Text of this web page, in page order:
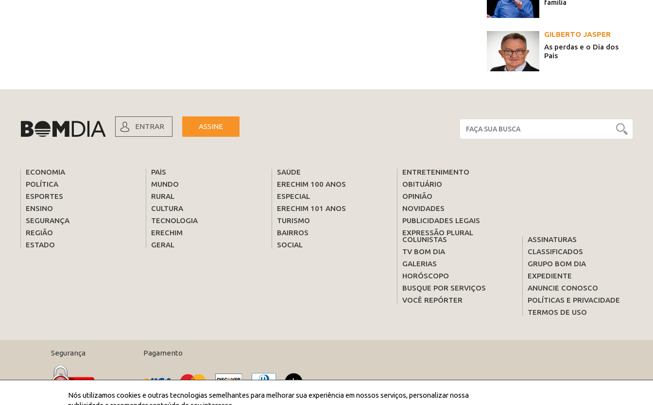
família
GILBERTO JASPER
As perdas e o Dia dos
Pais
ENTRAR ASSINE
ECONOMIA
POLÍTICA
ESPORTES
ENSINO
SEGURANÇA
REGIÃO
ESTADO
PAÍS
MUNDO
RURAL
CULTURA
TECNOLOGIA
ERECHIM
GERAL
SAÚDE
ERECHIM 100 ANOS
ESPECIAL
ERECHIM 101 ANOS
TURISMO
BAIRROS
SOCIAL
ENTRETENIMENTO
OBITUÁRIO
OPINIÃO
NOVIDADES
PUBLICIDADES LEGAIS
EXPRESSÃO PLURAL
COLUNISTAS
TV BOM DIA
GALERIAS
HORÓSCOPO
BUSQUE POR SERVIÇOS
VOCÊ REPÓRTER
ASSINATURAS
CLASSIFICADOS
GRUPO BOM DIA
EXPEDIENTE
ANUNCIE CONOSCO
POLÍTICAS E PRIVACIDADE
TERMOS DE USO
Segurança Pagamento
Nós utilizamos cookies e outras tecnologias semelhantes para melhorar sua experiência em nossos serviços, personalizar nossa